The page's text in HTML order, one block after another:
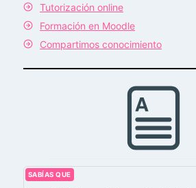
Tutorización online
Formación en Moodle
Compartimos conocimiento
SABÍAS QUE